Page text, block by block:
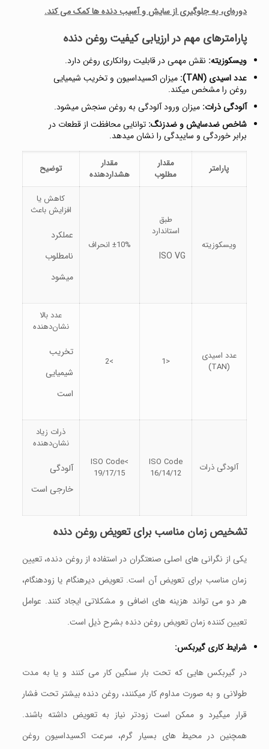
دوره‌ای، به جلوگیری از سایش و آسیب دنده‌ ها کمک می‌ کند.
پارامترهای مهم در ارزیابی کیفیت روغن دنده
ویسکوزیته: نقش مهمی در قابلیت روانکاری روغن دارد.
عدد اسیدی (TAN)
: میزان اکسیداسیون و تخریب شیمیایی
روغن را مشخص میکند.
آلودگی ذرات: میزان ورود آلودگی به روغن سنجش میشود.
شاخص ضدسایش و ضدزنگ: توانایی محافظت از قطعات در
برابر خوردگی و ساییدگی را نشان میدهد.
پارامتر
مقدار
مطلوب
مقدار
هشداردهنده
توضیح
ویسکوزیته
طبق
استاندارد
ISO VG
±10% انحراف
کاهش یا
افزایش باعث
عملکرد
نامطلوب
میشود
عدد اسیدی
(TAN)
<1
>2
عدد بالا
نشان‌دهنده
تخریب
شیمیایی
است
آلودگی ذرات
ISO Code
16/14/12
>ISO Code
19/17/15
ذرات زیاد
نشان‌دهنده
آلودگی
خارجی است
تشخیص زمان مناسب برای تعویض روغن دنده
یکی از نگرانی‌ های اصلی صنعتگران در استفاده از روغن دنده، تعیین
زمان مناسب برای تعویض آن است. تعویض دیرهنگام یا زودهنگام،
هر دو می‌ تواند هزینه‌ های اضافی و مشکلاتی ایجاد کنند. عوامل
تعیین‌ کننده زمان تعویض روغن دنده بشرح ذیل است.
شرایط کاری گیربکس:
در گیربکس هایی که تحت بار سنگین کار می‌ کنند و یا به مدت
طولانی و به صورت مداوم کار میکنند، روغن دنده بیشتر تحت فشار
قرار میگیرد و ممکن است زودتر نیاز به تعویض داشته باشند.
همچنین در محیط‌ های بسیار گرم، سرعت اکسیداسیون روغن